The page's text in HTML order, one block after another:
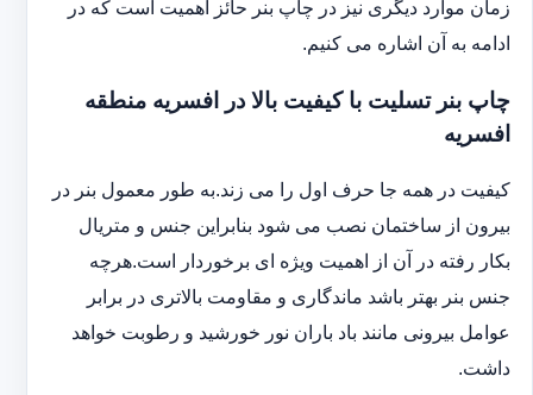
زمان موارد دیگری نیز در چاپ بنر حائز اهمیت است که در
ادامه به آن اشاره می کنیم.
چاپ بنر تسلیت با کیفیت بالا در افسریه منطقه
افسریه
کیفیت در همه جا حرف اول را می زند.به طور معمول بنر در
بیرون از ساختمان نصب می شود بنابراین جنس و متریال
بکار رفته در آن از اهمیت ویژه ای برخوردار است.هرچه
جنس بنر بهتر باشد ماندگاری و مقاومت بالاتری در برابر
عوامل بیرونی مانند باد باران نور خورشید و رطوبت خواهد
داشت.